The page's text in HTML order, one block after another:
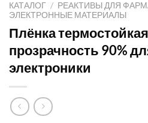
КАТАЛОГ / РЕАКТИВЫ ДЛЯ
ЭЛЕКТРОННЫЕ МАТЕРИАЛЫ
Плёнка
прозрачность 90%
электроники